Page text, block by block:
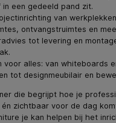
een gedeeld pand zit.
van
ontvangstruimtes en
tot levering en
voor alles: van whiteboards
tot designmeubilair en
die begrijpt hoe je
zichtbaar voor de dag
je kan helpen bij het